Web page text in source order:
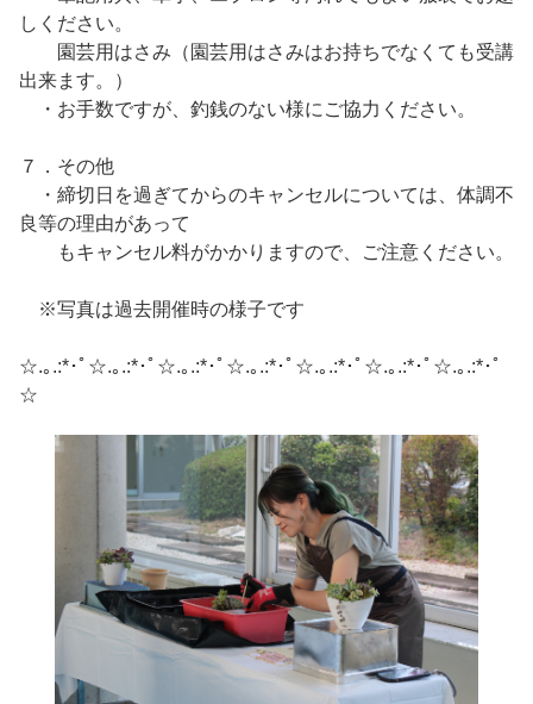
しください。
園芸用はさみ（園芸用はさみはお持ちでなくても受講
出来ます。）
・お手数ですが、釣銭のない様にご協力ください。
７．その他
・締切日を過ぎてからのキャンセルについては、体調不
良等の理由があって
もキャンセル料がかかりますので、ご注意ください。
※写真は過去開催時の様子です
☆.｡.:*･ﾟ☆.｡.:*･ﾟ☆.｡.:*･ﾟ☆.｡.:*･ﾟ☆.｡.:*･ﾟ☆.｡.:*･ﾟ☆.｡.:*･ﾟ
☆